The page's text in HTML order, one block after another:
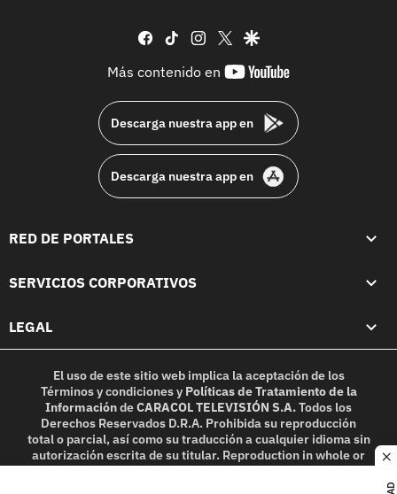
facebook
tiktok instagram
twittergoogle
Más contenido en
youtube-
Descarga nuestra app en
Descarga nuestra app en
RED DE PORTALES
SERVICIOS CORPORATIVOS
LEGAL
El uso de este sitio web implica la aceptación de los
Términos y condicionesy Políticas de Tratamiento de la
InformacióndeCARACOL TELEVISIÓN S.A.Todos los
Derechos Reservados D.R.A. Prohibida su reproducción
total o parcial, así como su traducción a cualquier idioma sin
autorización escrita de su titular. Reproduction in whole or
in part, or translation without written permission is